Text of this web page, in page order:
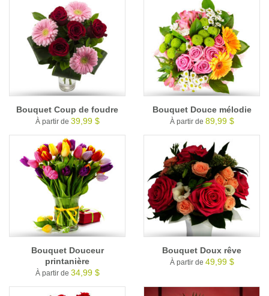
Bouquet Coup de foudre
À partir de 39,99 $
Bouquet Douce mélodie
À partir de 89,99 $
Bouquet Douceur
printanière
À partir de 34,99 $
Bouquet Doux rêve
À partir de 49,99 $